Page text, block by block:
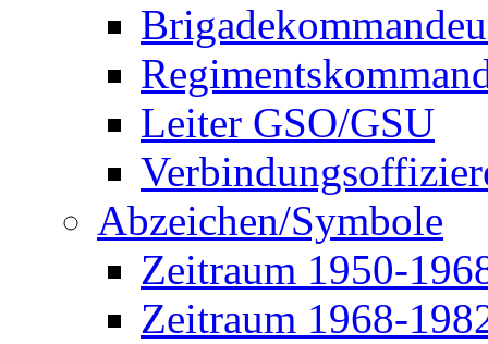
Leiter GSO/GSU
Abzeichen/Symbole
Zeitraum 1950-
Zeitraum 1968-